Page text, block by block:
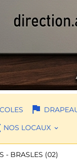
NOS LOCAUX
- BRASLES (02)